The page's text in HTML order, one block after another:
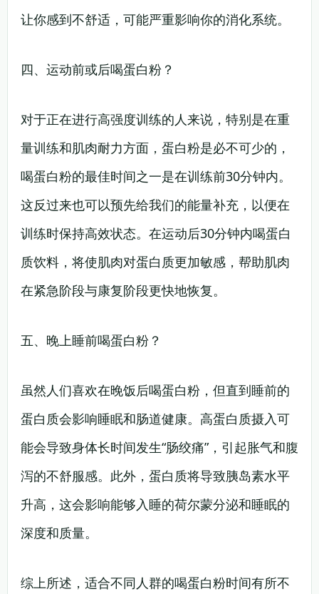
让你感到不舒适，可能严重影响你的消化系统。
四、运动前或后喝蛋白粉？
对于正在进行高强度训练的人来说，特别是在重
量训练和肌肉耐力方面，蛋白粉是必不可少的，
喝蛋白粉的最佳时间之一是在训练前30分钟内。
这反过来也可以预先给我们的能量补充，以便在
训练时保持高效状态。在运动后30分钟内喝蛋白
质饮料，将使肌肉对蛋白质更加敏感，帮助肌肉
在紧急阶段与康复阶段更快地恢复。
五、晚上睡前喝蛋白粉？
虽然人们喜欢在晚饭后喝蛋白粉，但直到睡前的
蛋白质会影响睡眠和肠道健康。高蛋白质摄入可
能会导致身体长时间发生“肠绞痛”，引起胀气和腹
泻的不舒服感。此外，蛋白质将导致胰岛素水平
升高，这会影响能够入睡的荷尔蒙分泌和睡眠的
深度和质量。
综上所述，适合不同人群的喝蛋白粉时间有所不